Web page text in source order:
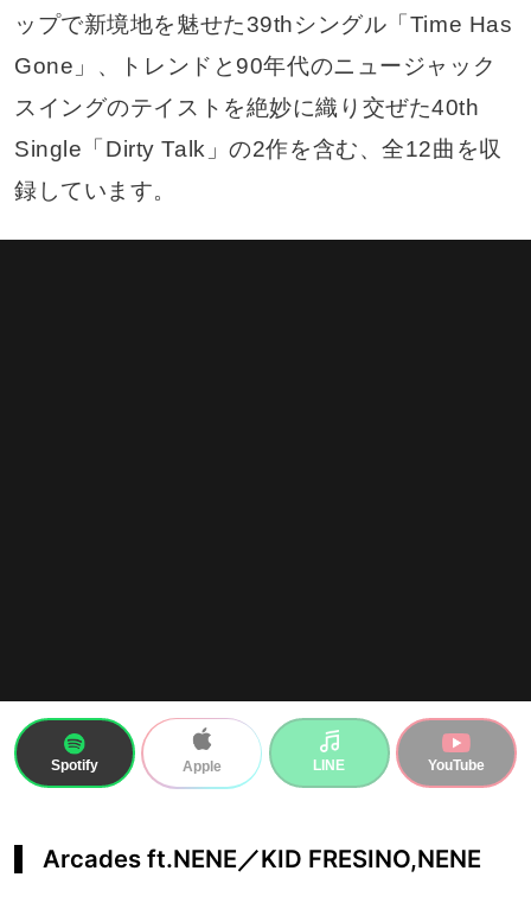
ップで新境地を魅せた39thシングル「Time Has
Gone」、トレンドと90年代のニュージャック
スイングのテイストを絶妙に織り交ぜた40th
Single「Dirty Talk」の2作を含む、全12曲を収
録しています。
Spotify Apple LINE YouTube
Arcades ft.NENE／KID FRESINO,NENE